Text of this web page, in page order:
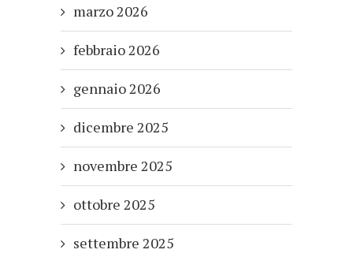
marzo 2026
febbraio 2026
gennaio 2026
dicembre 2025
novembre 2025
ottobre 2025
settembre 2025